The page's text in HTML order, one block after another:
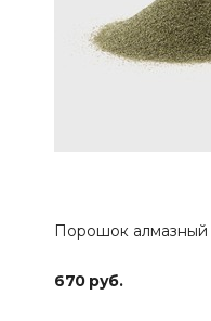
Порошок
670 руб.